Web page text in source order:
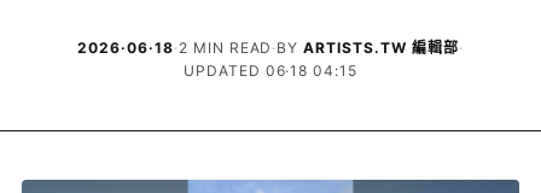
2026·06·18· 2 MIN READ · BYARTISTS.TW 編輯部·
UPDATED 06·18 04:15